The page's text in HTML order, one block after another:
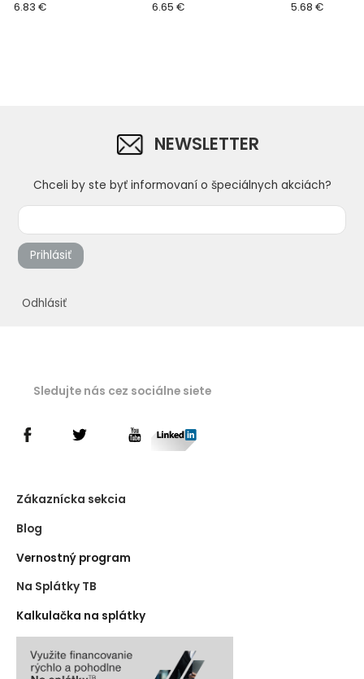
PROFESSIONAL, 280 x 140
6.83 € 6.65 € 5.68 €
NEWSLETTER
Chceli by ste byť informovaní o špeciálnych akciách?
Prihlásiť
Odhlásiť
Sledujte nás cez sociálne siete
Zákaznícka sekcia
Blog
Vernostný program
Na Splátky TB
Kalkulačka na splátky